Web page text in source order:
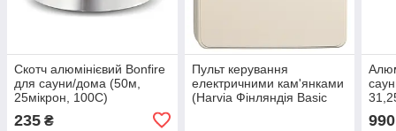
Скотч алюмінієвий Bonfire
для сауни/дома (50м,
25мікрон, 100С)
235 ₴
Пульт керування
електричними кам'янками
(Harvia Фінляндія Basic
990